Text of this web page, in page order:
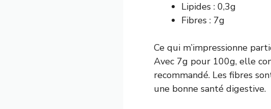
Lipides : 0,3g
Fibres : 7g
Ce qui m’impressionne
Avec 7g pour 100g, elle
recommandé. Les fibres
une bonne santé digestive.